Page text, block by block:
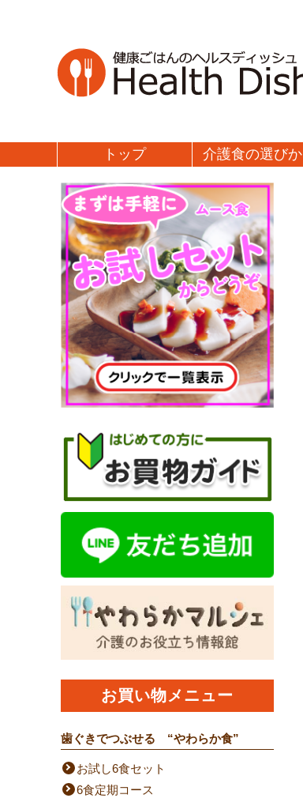
トップ 介護食の選び
お買い物メニュー
歯ぐきでつぶせる “やわらか食”
お試し6食セット
6食定期コース